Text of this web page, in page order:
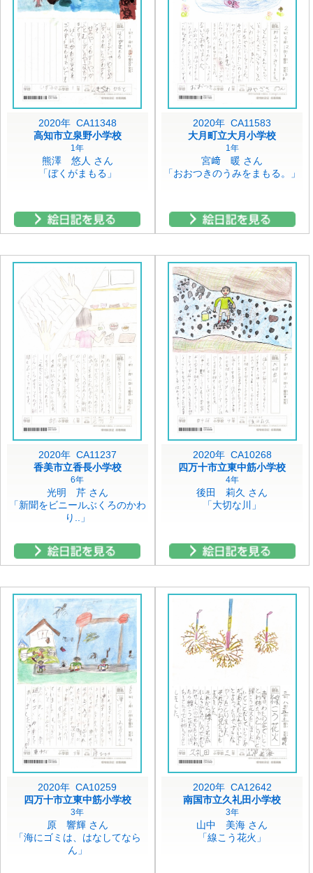
2020年 CA11348
高知市立泉野小学校
1年
熊澤 悠人 さん
「ぼくがまもる」
2020年 CA11583
大月町立大月小学校
1年
宮﨑 暖 さん
「おおつきのうみをまもる。」
2020年 CA11237
香美市立香長小学校
6年
光明 芹 さん
「新聞をビニールぶくろのかわ
り..」
2020年 CA10268
四万十市立東中筋小学校
4年
後田 莉久 さん
「大切な川」
2020年 CA10259
四万十市立東中筋小学校
3年
原 響輝 さん
「海にゴミは、はなしてなら
ん」
2020年 CA12642
南国市立久礼田小学校
3年
山中 美海 さん
「線こう花火」